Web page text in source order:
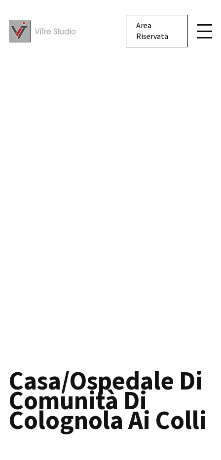
Area
Riservata
Casa/Ospedale Di
Comunità Di
Colognola Ai Colli